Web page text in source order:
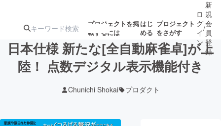
プロジェクトを掲
載するには
はじ
める
プロジェクト
をさがす
ジェクト
募集終了が近いプ
ロジェクト
ロ
グ
イ
ン
/
新
規
会
員
登
録
日本仕様 新たな[全自動麻雀卓]が上
陸！ 点数デジタル表示機能付き
Chunichi Shokai プロダクト